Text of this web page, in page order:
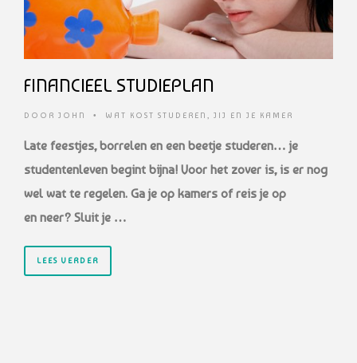
FINANCIEEL STUDIEPLAN
DOOR JOHN • WAT KOST STUDEREN , JIJ EN JE KAMER
Late feestjes, borrelen en een beetje studeren… je
studentenleven begint bijna! Voor het zover is, is er nog
wel wat te regelen. Ga je op kamers of reis je op
en neer? Sluit je …
LEES VERDER